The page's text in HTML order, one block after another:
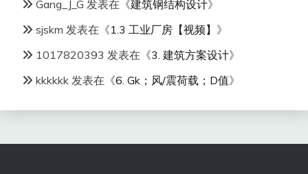
Gang_J_G 发表在《建筑钢结构设计》
sjskm 发表在《1.3 工业厂房【视频】 》
1017820393 发表在《3. 建筑方案设计》
kkkkkk 发表在《6. Gk；风/震荷载；D值》